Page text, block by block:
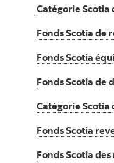
Catégorie
Fonds Scotia de
Fonds Scotia
Fonds Scotia de
Catégorie
Fonds Scotia
Fonds Scotia